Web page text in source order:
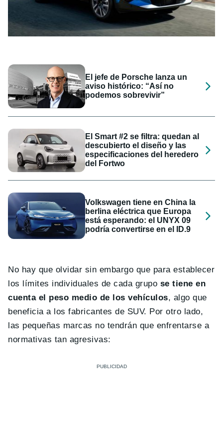
El jefe de Porsche lanza un
aviso histórico: “Así no
podemos sobrevivir”
El Smart #2 se filtra: quedan al
descubierto el diseño y las
especificaciones del heredero
del Fortwo
Volkswagen tiene en China la
berlina eléctrica que Europa
está esperando: el UNYX 09
podría convertirse en el ID.9
No hay que olvidar sin embargo que para establecer
los límites individuales de cada grupo se tiene en
cuenta el peso medio de los vehículos, algo que
beneficia a los fabricantes de SUV. Por otro lado,
las pequeñas marcas no tendrán que enfrentarse a
normativas tan agresivas: